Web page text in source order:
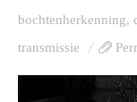
bochtenherkenning,
transmissie